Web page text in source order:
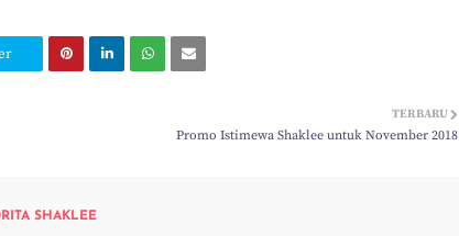
TERBARU
Promo Istimewa Shaklee untuk November 2018
SHAKLEE